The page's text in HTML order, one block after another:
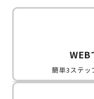
WEB
簡単3ステッ